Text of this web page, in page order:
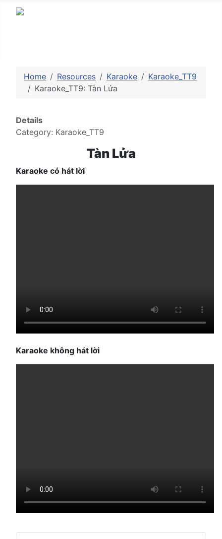
Home Resources Karaoke
Karaoke_TT9
Karaoke_TT9: Tàn Lửa
Details
Category: Karaoke_TT9
Tàn Lửa
Karaoke có hát lời
Karaoke không hát lời